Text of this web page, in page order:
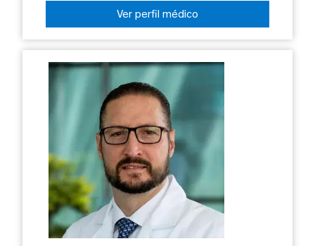
Ver perfil médico